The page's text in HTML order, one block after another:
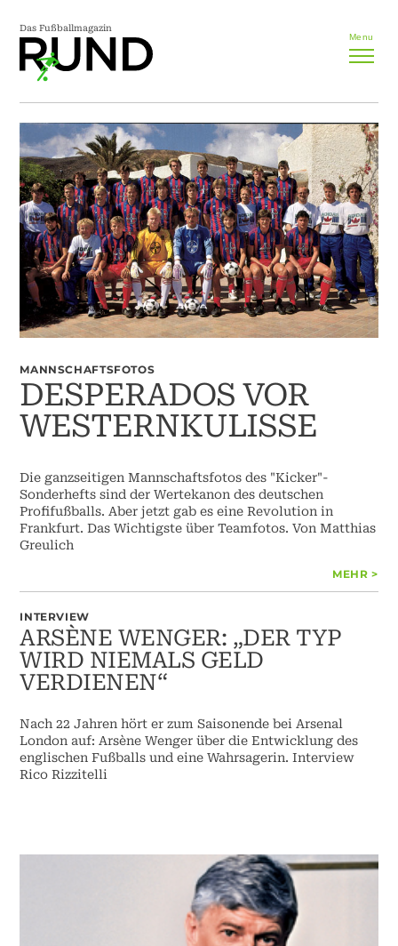
Das Fußballmagazin
Menu
MANNSCHAFTSFOTOS
DESPERADOS VOR
WESTERNKULISSE
Die ganzseitigen Mannschaftsfotos des "Kicker"-
Sonderhefts sind der Wertekanon des deutschen
Profifußballs. Aber jetzt gab es eine Revolution in
Frankfurt. Das Wichtigste über Teamfotos. Von Matthias
Greulich
MEHR >
INTERVIEW
ARSÈNE WENGER: „DER TYP
WIRD NIEMALS GELD
VERDIENEN“
Nach 22 Jahren hört er zum Saisonende bei Arsenal
London auf: Arsène Wenger über die Entwicklung des
englischen Fußballs und eine Wahrsagerin. Interview
Rico Rizzitelli